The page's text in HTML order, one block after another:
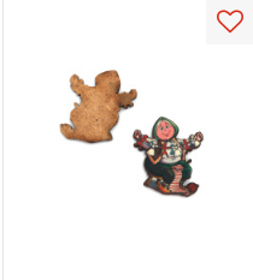
S klikom na